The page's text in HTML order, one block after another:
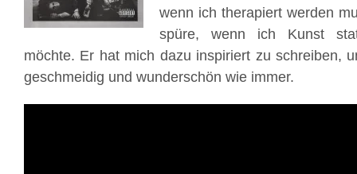
wenn ich therapiert werden
spüre, wenn ich Kunst
möchte. Er hat mich dazu inspiriert zu schreiben,
geschmeidig und wunderschön wie immer.